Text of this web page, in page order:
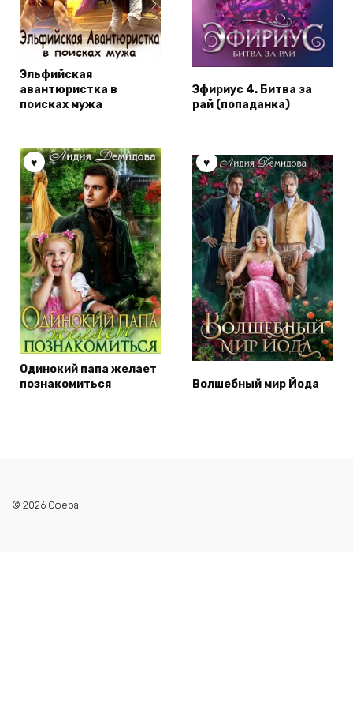
Эльфийская
авантюристка в
поисках мужа
Эфириус 4. Битва за
рай (попаданка)
Одинокий папа желает
познакомиться
Волшебный мир Йода
© 2026 Сфера